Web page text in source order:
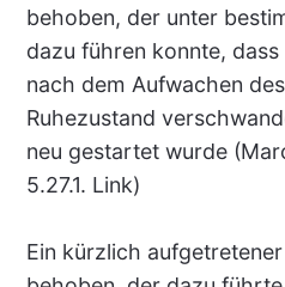
behoben, der unter
dazu führen konnte,
nach dem Aufwachen
Ruhezustand
neu gestartet wurde
5.27.1. Link)
Ein kürzlich